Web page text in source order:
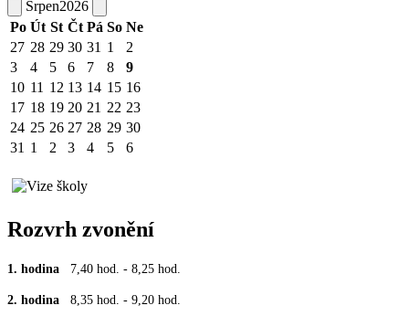
Srpen2026
Po Út St Čt Pá So Ne
27 28 29 30 31 1
2
3
4 5 6 7 8
9
10 11 12 13 14 15 16
17 18 19 20 21 22 23
24 25 26 27 28 29 30
31 1 2 3 4 5 6
Rozvrh zvonění
1. hodina 7,40 hod. - 8,25 hod.
2. hodina 8,35 hod. - 9,20 hod.